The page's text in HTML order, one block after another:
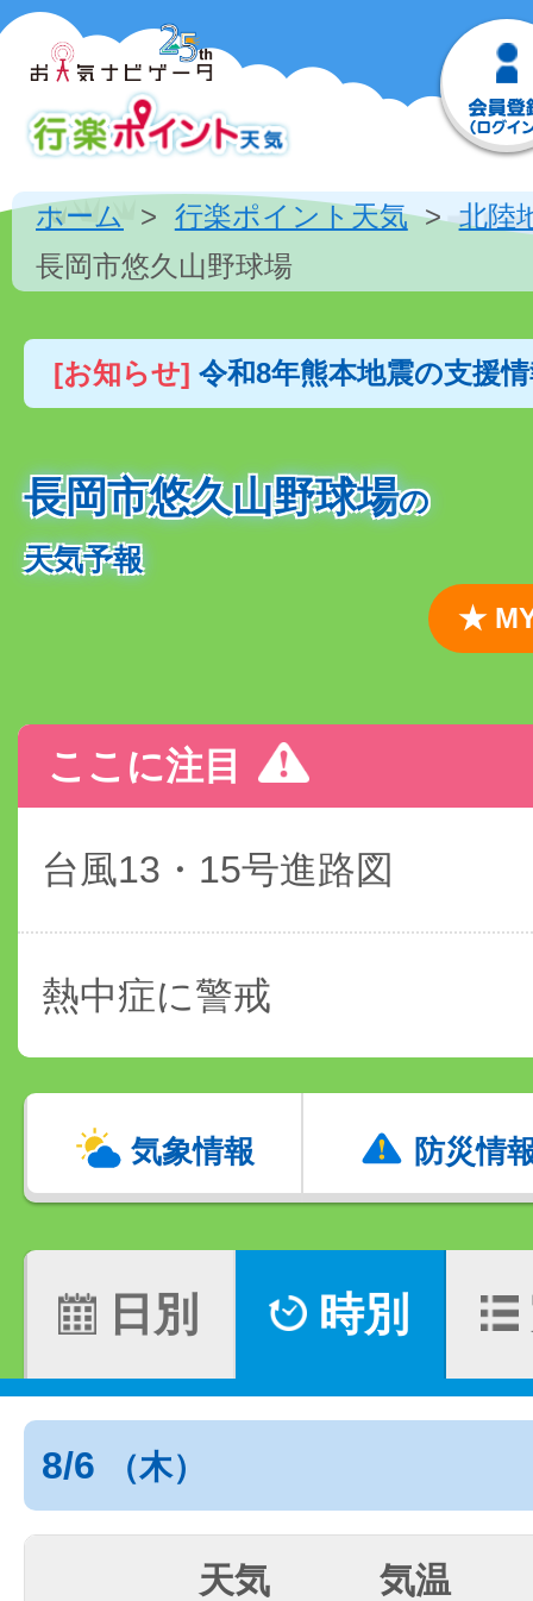
ホーム 行楽ポイント天気
北陸
長岡市悠久山野球場
[お知らせ] 令和8年熊本地震の支援
長岡市悠久山野球場の
天気予報
★
ここに注目
台風13・15号進路図
熱中症に警戒
気象情報 防災情
日別 時別
8/6 （木）
天気 気温